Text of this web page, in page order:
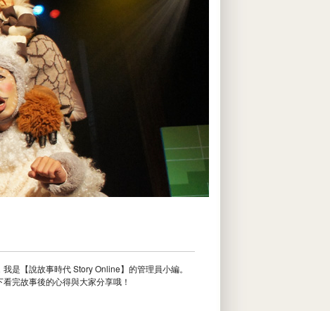
我是【說故事時代 Story Online】的管理員小編。
看完故事後的心得與大家分享哦！